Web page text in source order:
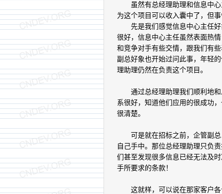
虽然有总经理助理和信息中心
为这个项目可以收入囊中了，但
先是我们感觉信息中心主任好
很好，信息中心主任虽然表面热
和竞争对手有些交情，跟我们有
副总好象也开始过问此事，年轻
理助理仍然在负责这个项目。
通过总经理助理我们顺利地和
系很好，知道他们应用的很成功
很清楚。
可是就在招标之前，企管副总
自己手中。那位总经理助理只负
们甚至发现很多信息已经无法及
手所要求的条款！
这就样，可以说在那家客户各